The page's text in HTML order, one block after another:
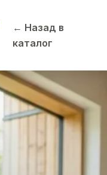
← Назад в
каталог